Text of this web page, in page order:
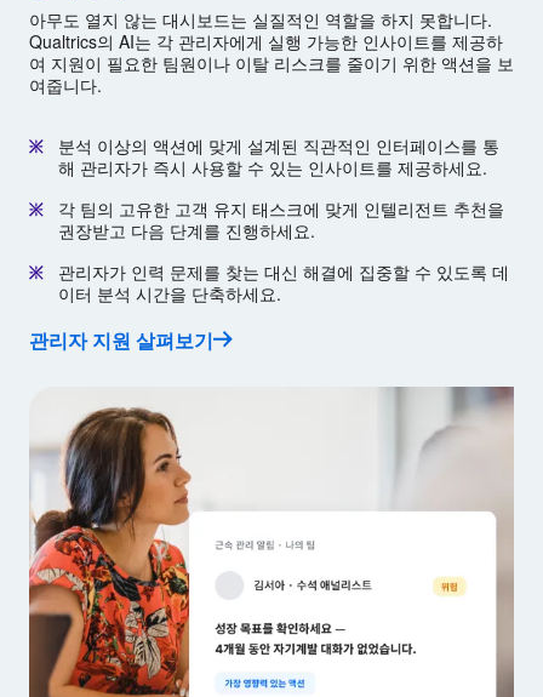
아무도 열지 않는 대시보드는 실질적인 역할을 하지 못합니다.
Qualtrics의 AI는 각 관리자에게 실행 가능한 인사이트를 제공하
여 지원이 필요한 팀원이나 이탈 리스크를 줄이기 위한 액션을 보
여줍니다.
분석 이상의 액션에 맞게 설계된 직관적인 인터페이스를 통
해 관리자가 즉시 사용할 수 있는 인사이트를 제공하세요.
각 팀의 고유한 고객 유지 태스크에 맞게 인텔리전트 추천을
권장받고 다음 단계를 진행하세요.
관리자가 인력 문제를 찾는 대신 해결에 집중할 수 있도록 데
이터 분석 시간을 단축하세요.
관리자 지원 살펴보기